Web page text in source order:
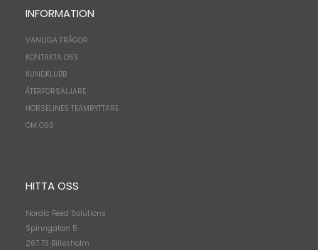
INFORMATION
VANLIGA FRÅGOR
KONTAKTA OSS
KUNDKLUBB
ÅTERFÖRSÄLJARE
HORSELINES TEAMRYTTARE
OM OSS
HITTA OSS
Nordic Feed Solutions
Spinngatan 5
267 73 Billesholm